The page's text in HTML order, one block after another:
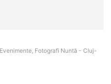
Fotografi Nuntă - Cluj-